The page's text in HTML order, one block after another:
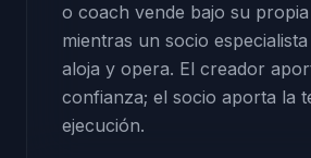
o coach vende bajo su
mientras un socio
aloja y opera. El creador
confianza; el socio aporta la
ejecución.